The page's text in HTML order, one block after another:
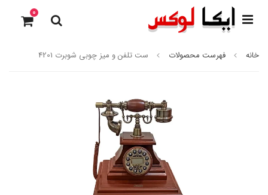
0
خانه فهرست محصولات ست تلفن و میز چوبی شوبرت 4201